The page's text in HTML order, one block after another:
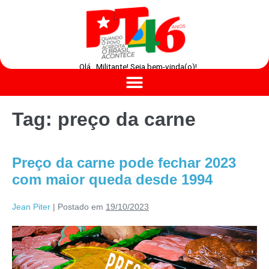
Olá , Militante! Seja bem-vinda(o)!
Tag: preço da carne
Preço da carne pode fechar 2023
com maior queda desde 1994
Jean Piter | Postado em 19/10/2023